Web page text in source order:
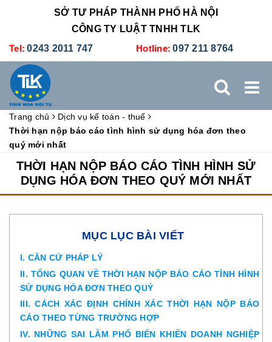
SỞ TƯ PHÁP THÀNH PHỐ HÀ NỘI
CÔNG TY LUẬT TNHH TLK
Tel: 0243 2011 747 Hotline: 097 211 8764
DỊCH VỤ KẾ TOÁN - THUẾ XÚC TIẾN THƯƠNG MẠI
Trang chủ
Dịch vụ kế toán - thuế
Thời hạn nộp báo cáo tình hình sử dụng hóa đơn theo
quý mới nhất
THỜI HẠN NỘP BÁO CÁO TÌNH HÌNH SỬ
DỤNG HÓA ĐƠN THEO QUÝ MỚI NHẤT
MỤC LỤC BÀI VIẾT
I. CĂN CỨ PHÁP LÝ
II. TỔNG QUAN VỀ THỜI HẠN NỘP BÁO CÁO TÌNH HÌNH
SỬ DỤNG HÓA ĐƠN THEO QUÝ
III. CÁCH XÁC ĐỊNH CHÍNH XÁC THỜI HẠN NỘP BÁO
CÁO THEO TỪNG TRƯỜNG HỢP
IV. NHỮNG SAI LẦM PHỔ BIẾN KHIẾN DOANH NGHIỆP